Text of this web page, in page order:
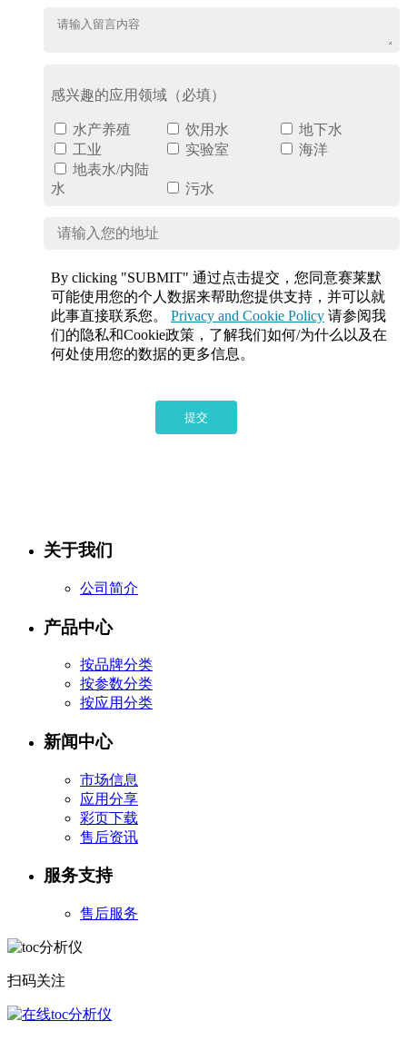
感兴趣的应用领域（必填）
水产养殖 饮用水
地下水
工业
实验室
海洋
地表水/内陆
水
污水
By clicking "SUBMIT" 通过点击提交，您同意赛莱默
可能使用您的个人数据来帮助您提供支持，并可以就
此事直接联系您。 Privacy and Cookie Policy 请参阅我
们的隐私和Cookie政策，了解我们如何/为什么以及在
何处使用您的数据的更多信息。
提交
关于我们
公司简介
产品中心
按品牌分类
按参数分类
按应用分类
新闻中心
市场信息
应用分享
彩页下载
售后资讯
服务支持
售后服务
扫码关注